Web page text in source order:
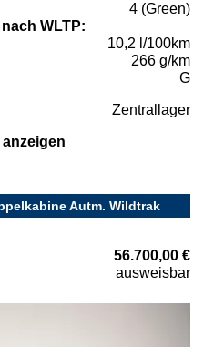
4 (Green)
WLTP:
10,2 l/100km
266 g/km
G
Zentrallager
Autm. Wildtrak
56.700,00 €
ausweisbar